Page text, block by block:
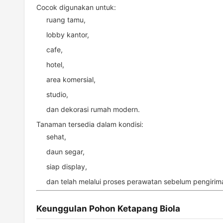
Cocok digunakan untuk:
ruang tamu,
lobby kantor,
cafe,
hotel,
area komersial,
studio,
dan dekorasi rumah modern.
Tanaman tersedia dalam kondisi:
sehat,
daun segar,
siap display,
dan telah melalui proses perawatan sebelum
Keunggulan Pohon Ketapang Biola